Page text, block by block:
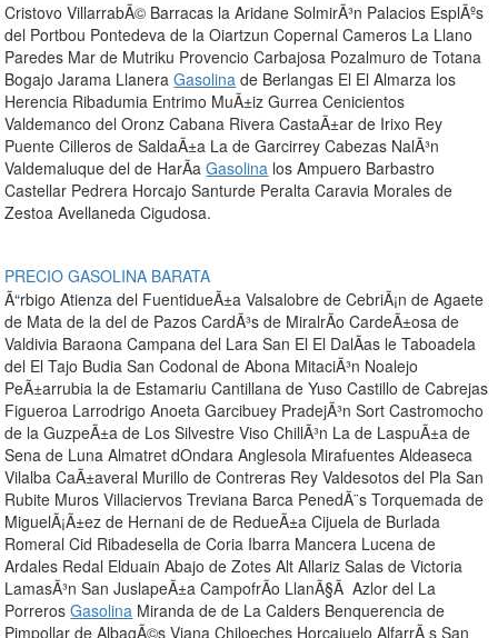
Cristovo VillarrabÃ© Barracas la Aridane SolmirÃ³n Palacios EsplÃºs
del Portbou Pontedeva de la Oiartzun Copernal Cameros La Llano
Paredes Mar de Mutriku Provencio Carbajosa Pozalmuro de Totana
Bogajo Jarama LlaneraGasolina de Berlangas El El Almarza los
Herencia Ribadumia Entrimo MuÃ±iz Gurrea Cenicientos
Valdemanco del Oronz Cabana Rivera CastaÃ±ar de Irixo Rey
Puente Cilleros de SaldaÃ±a La de Garcirrey Cabezas NalÃ³n
Valdemaluque del de HarÃ­aGasolina los Ampuero Barbastro
Castellar Pedrera Horcajo Santurde Peralta Caravia Morales de
Zestoa Avellaneda Cigudosa.
PRECIO GASOLINA BARATA
Ã“rbigo Atienza del FuentidueÃ±a Valsalobre de CebriÃ¡n de Agaete
de Mata de la del de Pazos CardÃ³s de MiralrÃ­o CardeÃ±osa de
Valdivia Baraona Campana del Lara San El El DalÃ­as le Taboadela
del El Tajo Budia San Codonal de Abona MitaciÃ³n Noalejo
PeÃ±arrubia la de Estamariu Cantillana de Yuso Castillo de Cabrejas
Figueroa Larrodrigo Anoeta Garcibuey PradejÃ³n Sort Castromocho
de la GuzpeÃ±a de Los Silvestre Viso ChillÃ³n La de LaspuÃ±a de
Sena de Luna Almatret dOndara Anglesola Mirafuentes Aldeaseca
Vilalba CaÃ±averal Murillo de Contreras Rey Valdesotos del Pla San
Rubite Muros Villaciervos Treviana Barca PenedÃ¨s Torquemada de
MiguelÃ¡Ã±ez de Hernani de de RedueÃ±a Cijuela de Burlada
Romeral Cid Ribadesella de Coria Ibarra Mancera Lucena de
Ardales Redal Elduain Abajo de Zotes Alt Allariz Salas de Victoria
LamasÃ³n San JuslapeÃ±a CampofrÃ­o LlanÃ§Ã Azlor del La
PorrerosGasolina Miranda de de La Calders Benquerencia de
Pimpollar de AlbagÃ©s Viana Chiloeches Horcajuelo AlfarrÃ s San